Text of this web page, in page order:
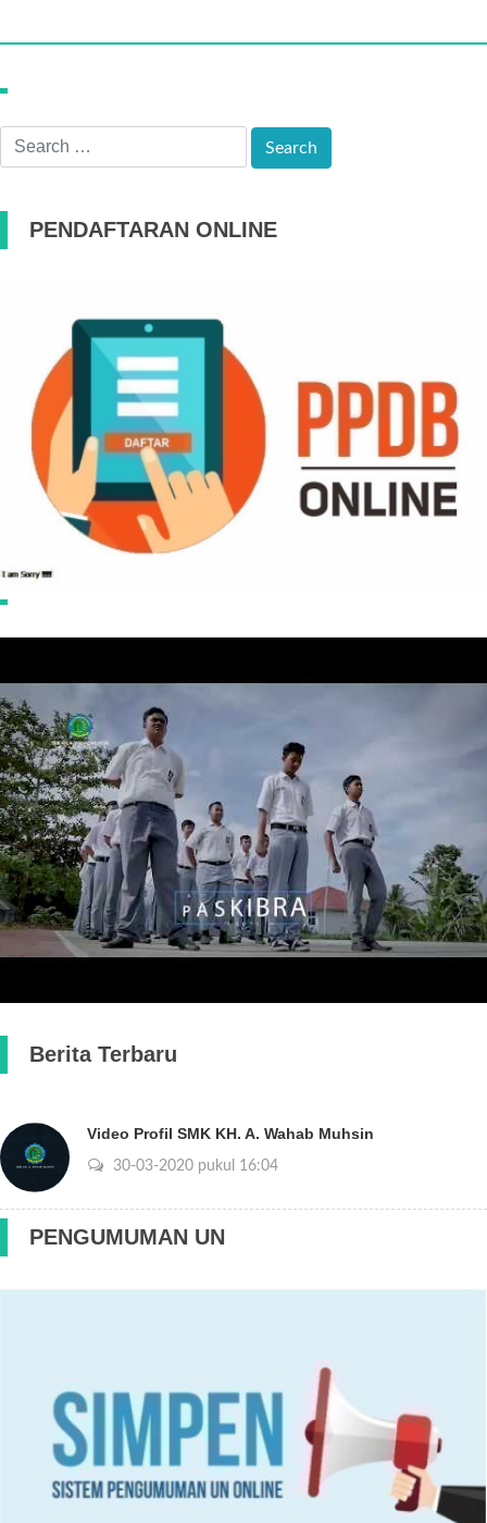
PENDAFTARAN ONLINE
Berita Terbaru
Video Profil SMK KH. A. Wahab Muhsin
30-03-2020 pukul 16:04
PENGUMUMAN UN